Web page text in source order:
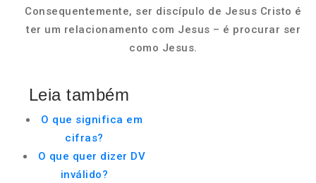
Consequentemente, ser discípulo de Jesus Cristo é
ter um relacionamento com Jesus – é procurar ser
como Jesus.
Leia também
O que significa em
cifras?
O que quer dizer DV
inválido?